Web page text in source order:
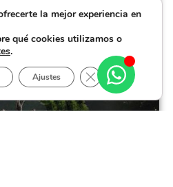
la mejor experiencia en
qué cookies utilizamos o
.
Ajustes Cerrar el banner